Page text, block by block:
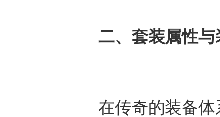
二、套装属性与
在传奇的装备